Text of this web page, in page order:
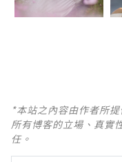
*本站之內容由作者所
所有博客的立場、真實
任。